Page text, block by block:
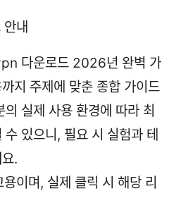
내
다운로드 2026년 완벽 가
지 주제에 맞춘 종합 가이드
실제 사용 환경에 따라 최
있으니, 필요 시 실험과 테
.
이며, 실제 클릭 시 해당 리